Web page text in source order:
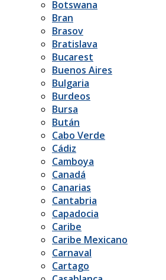
Botswana
Bran
Brasov
Bratislava
Bucarest
Buenos Aires
Bulgaria
Burdeos
Bursa
Bután
Cabo Verde
Cádiz
Camboya
Canadá
Canarias
Cantabria
Capadocia
Caribe
Caribe Mexicano
Carnaval
Cartago